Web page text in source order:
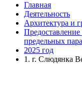
Главная
Деятельность
Архитектура и
предельных
2025 год
1. г. Слюдянка